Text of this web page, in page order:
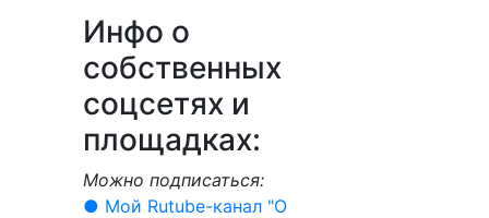
Инфо о
cобственных
соцсетях и
площадках:
Можно подписаться:
● Мой Rutube-канал "О